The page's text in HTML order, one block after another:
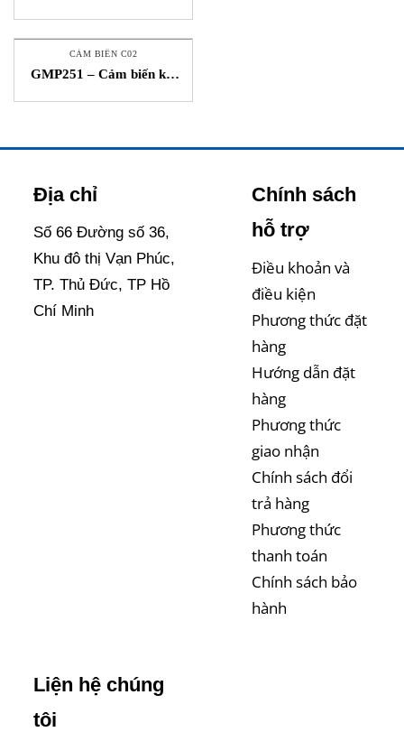
Vaisala Việt Nam
CẢM BIẾN C02
GMP251 – Cảm biến khí
Địa chỉ
Số 66 Đường số 36,
Khu đô thị Vạn Phúc,
TP. Thủ Đức, TP Hồ
Chí Minh
Chính sách
hỗ trợ
Điều khoản và
điều kiện
Phương thức đặt
hàng
Hướng dẫn đặt
hàng
Phương thức
giao nhận
Chính sách đổi
trả hàng
Phương thức
thanh toán
Chính sách bảo
hành
Liện hệ chúng
tôi